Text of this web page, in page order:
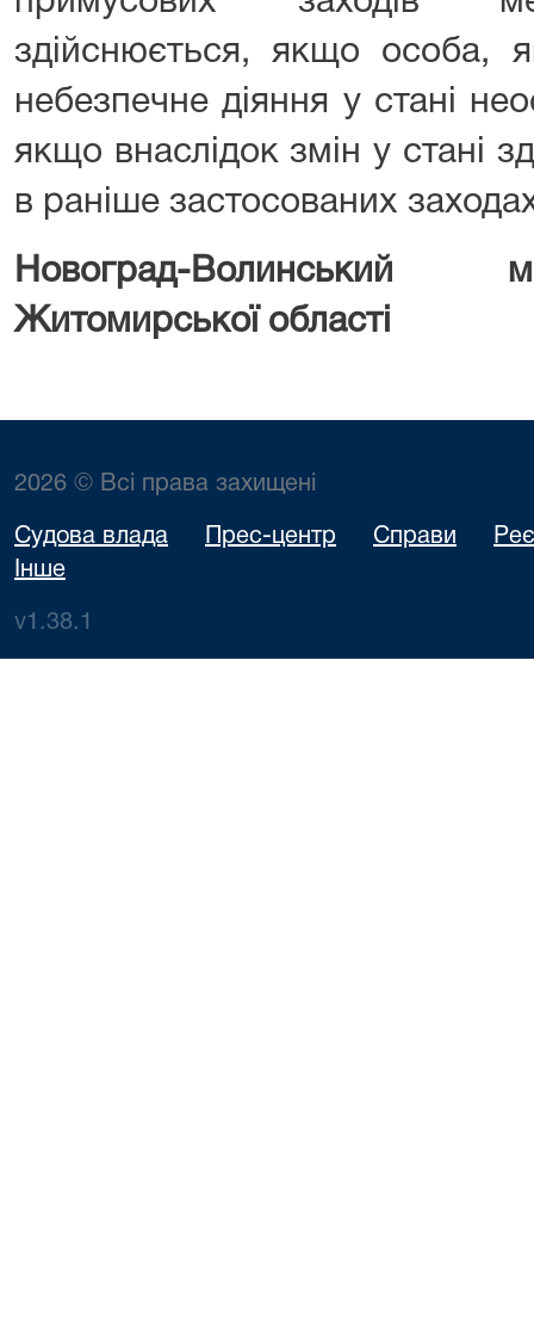
здійснюється, якщо особа,
небезпечне діяння у стані
якщо внаслідок змін у стані
в раніше застосованих
Новоград-Волинський
Житомирської області
2026 © Всі права захищені
Судова влада Прес-центр Справи
Інше
v1.38.1